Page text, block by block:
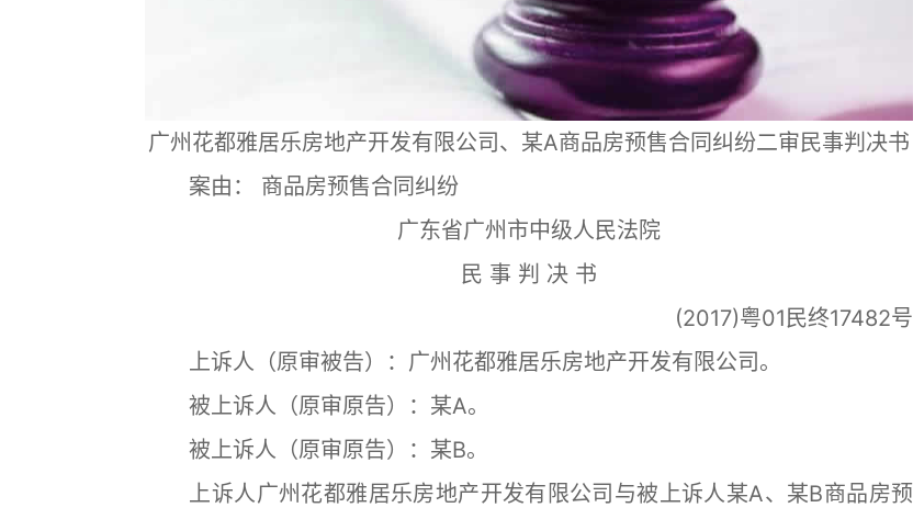
广州花都雅居乐房地产开发有限公司、某A商品房预售合同纠纷二审民事判决书
案由： 商品房预售合同纠纷
广东省广州市中级人民法院
民 事 判 决 书
(2017)粤01民终17482号
上诉人（原审被告）：广州花都雅居乐房地产开发有限公司。
被上诉人（原审原告）：某A。
被上诉人（原审原告）：某B。
上诉人广州花都雅居乐房地产开发有限公司与被上诉人某A、某B商品房预